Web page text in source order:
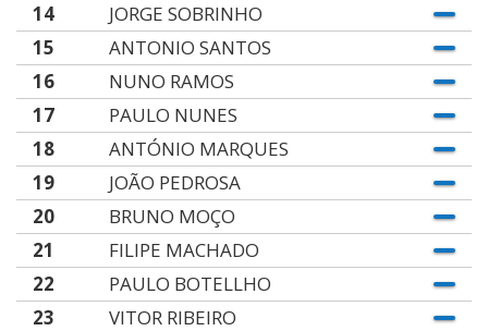
14
JORGE SOBRINHO
15
ANTONIO SANTOS
16
NUNO RAMOS
17
PAULO NUNES
18
ANTÓNIO MARQUES
19
JOÃO PEDROSA
20
BRUNO MOÇO
21
FILIPE MACHADO
22
PAULO BOTELLHO
23
VITOR RIBEIRO